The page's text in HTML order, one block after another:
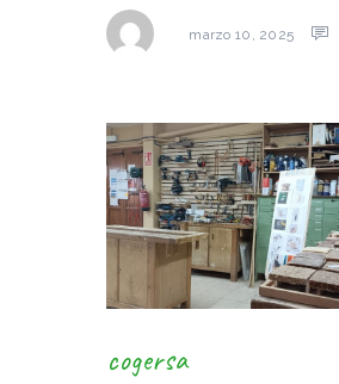
marzo 10, 2025
cogersa